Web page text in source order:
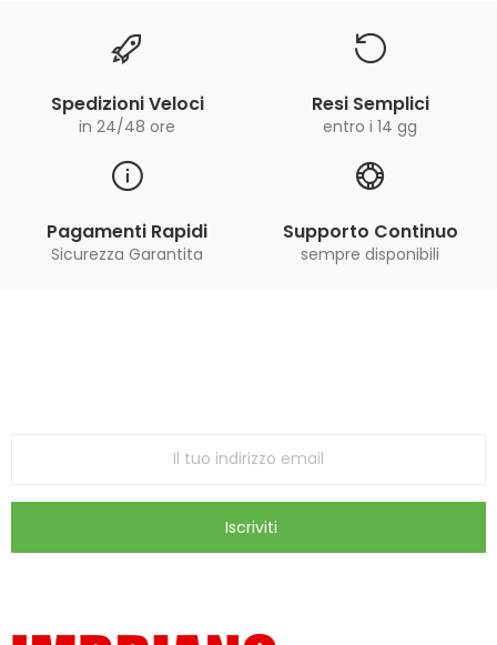
Spedizioni Veloci
in 24/48 ore
Resi Semplici
entro i 14 gg
Pagamenti Rapidi
Sicurezza Garantita
Supporto Continuo
sempre disponibili
Iscriviti